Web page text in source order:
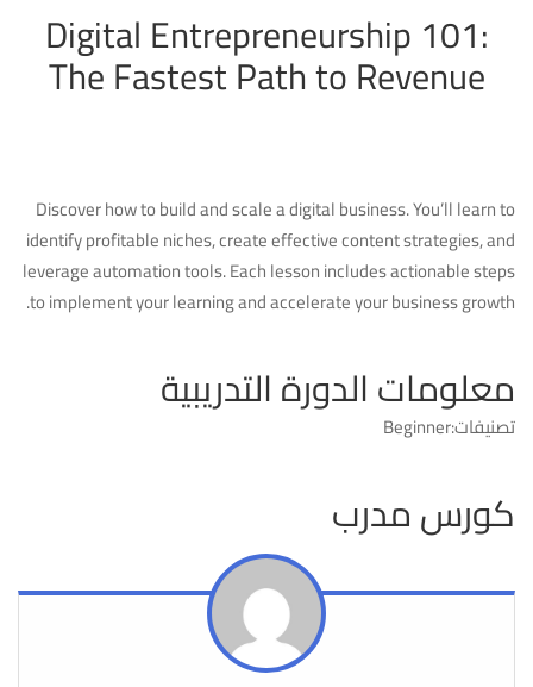
Digital Entrepreneurship 101:
The Fastest Path to Revenue
Discover how to build and scale a digital business. You’ll learn to
identify profitable niches, create effective content strategies, and
leverage automation tools. Each lesson includes actionable steps
to implement your learning and accelerate your business growth.
معلومات الدورة التدريبية
تصنيفات:Beginner
كورس مدرب